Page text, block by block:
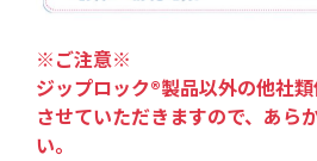
※ご注意※
ジップロック®製品以外の他社
させていただきますので、あら
い。